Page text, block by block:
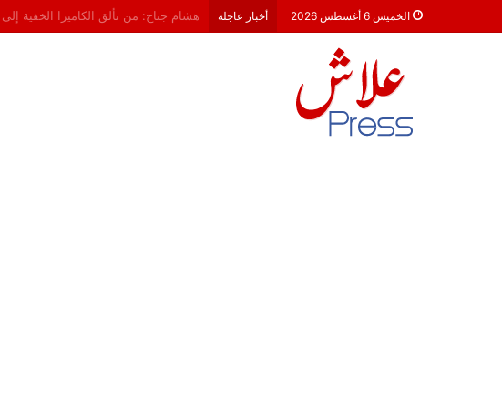
الخميس 6 أغسطس 2026 أخبار عاجلة معركة 23 شتنبر 2026: هل أصبحت الأحزاب السياسية مجرد محطات لـ “الترحال الانتخابي”؟